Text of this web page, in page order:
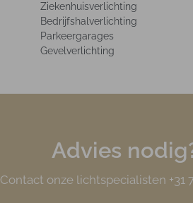
Ziekenhuisverlichting
Bedrijfshalverlichting
Parkeergarages
Gevelverlichting
Advies
Contact onze lichtspecialisten +31